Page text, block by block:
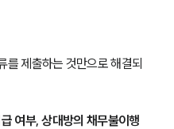
를 제출하는 것만으로 해결되
여부, 상대방의 채무불이행